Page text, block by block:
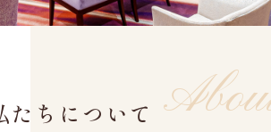
たちについて